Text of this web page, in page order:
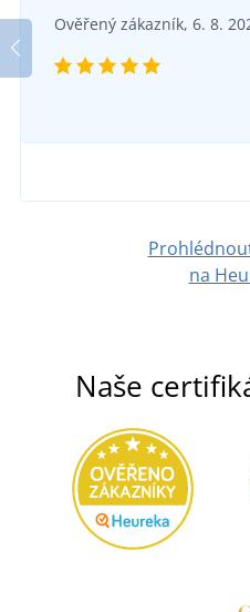
DO 6
v pondělí
Pánské
Ověřený zákazník, 6. 8.
na
Naše